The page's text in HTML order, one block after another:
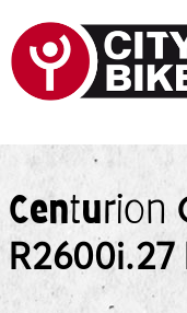
Centurion
R2600i.27